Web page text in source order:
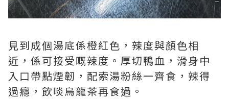
見到成個湯底係橙紅色，辣度與顏色相
近，係可接受嘅辣度。厚切鴨血，滑身中
入口帶點煙韌，配索湯粉絲一齊食，辣得
過癮，飲啖烏龍茶再食過。